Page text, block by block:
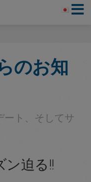
のお知
ート、そしてサ
ン迫る!!